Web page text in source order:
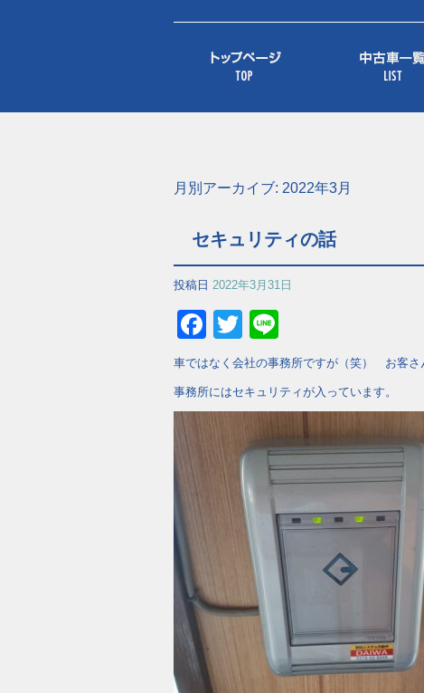
月別アーカイブ: 2022年3月
セキュリティの話
投稿日 2022年3月31日
Facebook
Twitter
車ではなく会社の事務所ですが（笑） お客さ
事務所にはセキュリティが入っています。